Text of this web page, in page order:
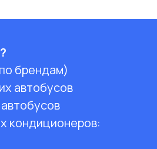
брендам)
автобусов
кондиционеров: